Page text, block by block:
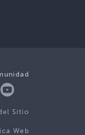
Sitio
Web